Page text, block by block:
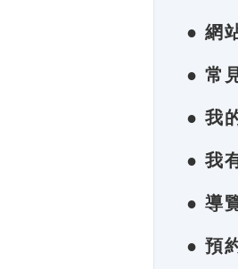
● 網
● 常
● 我
● 我
● 導
● 預